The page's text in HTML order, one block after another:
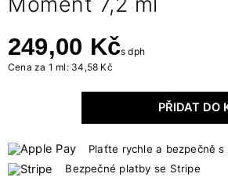
249,00 Kčs dph
Cena za 1 ml: 34,58 Kč
PŘIDAT DO
Plaťte rychle a bezpečně s
Bezpečné platby se Stripe